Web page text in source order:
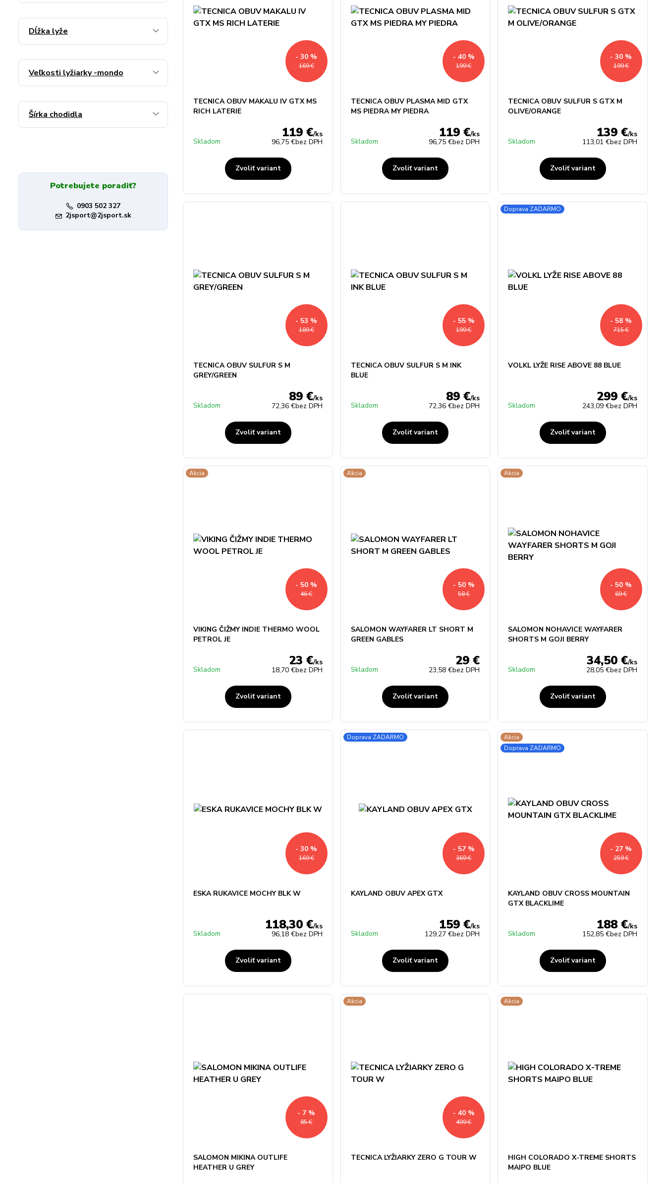
169 €
- 30 %
TECNICA OBUV MAKALU IV GTX MS
RICH LATERIE
119 €/ks
96,75 €bez DPH
Skladom
Zvoliť variant
199 €
- 40 %
TECNICA OBUV PLASMA MID GTX
MS PIEDRA MY PIEDRA
119 €/ks
96,75 €bez DPH
Skladom
Zvoliť variant
199 €
- 30 %
TECNICA OBUV SULFUR S GTX M
OLIVE/ORANGE
139 €/ks
113,01 €bez DPH
Skladom
Zvoliť variant
189 €
- 53 %
TECNICA OBUV SULFUR S M
GREY/GREEN
89 €/ks
72,36 €bez DPH
Skladom
Zvoliť variant
199 €
- 55 %
TECNICA OBUV SULFUR S M INK
BLUE
89 €/ks
72,36 €bez DPH
Skladom
Zvoliť variant
Doprava ZADARMO
715 €
- 58 %
VOLKL LYŽE RISE ABOVE 88 BLUE
299 €/ks
243,09 €bez DPH
Skladom
Zvoliť variant
Akcia
46 €
- 50 %
VIKING ČIŽMY INDIE THERMO WOOL
PETROL JE
23 €/ks
18,70 €bez DPH
Skladom
Zvoliť variant
Akcia
58 €
- 50 %
SALOMON WAYFARER LT SHORT M
GREEN GABLES
29 €
23,58 €bez DPH
Skladom
Zvoliť variant
Akcia
69 €
- 50 %
SALOMON NOHAVICE WAYFARER
SHORTS M GOJI BERRY
34,50 €/ks
28,05 €bez DPH
Skladom
Zvoliť variant
169 €
- 30 %
ESKA RUKAVICE MOCHY BLK W
118,30 €/ks
96,18 €bez DPH
Skladom
Zvoliť variant
Doprava ZADARMO
369 €
- 57 %
KAYLAND OBUV APEX GTX
159 €/ks
129,27 €bez DPH
Skladom
Zvoliť variant
Akcia
Doprava ZADARMO
259 €
- 27 %
KAYLAND OBUV CROSS MOUNTAIN
GTX BLACKLIME
188 €/ks
152,85 €bez DPH
Skladom
Zvoliť variant
85 €
- 7 %
SALOMON MIKINA OUTLIFE
HEATHER U GREY
Akcia
499 €
- 40 %
TECNICA LYŽIARKY ZERO G TOUR W
Akcia
HIGH COLORADO X-TREME SHORTS
MAIPO BLUE
Dĺžka lyže
Veľkosti lyžiarky -mondo
Šírka chodidla
Potrebujete poradiť?
0903 502 327
2jsport@2jsport.sk